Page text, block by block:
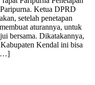
Meminta
Kepada
Bupati
Agar
Segera
Ketua DPRD
setelah penetapan
aturannya, untuk
bersama. Dikatakannya,
Kendal ini bisa
[…]